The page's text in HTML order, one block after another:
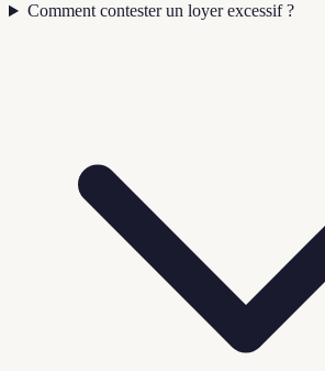
Comment contester un loyer excessif ?